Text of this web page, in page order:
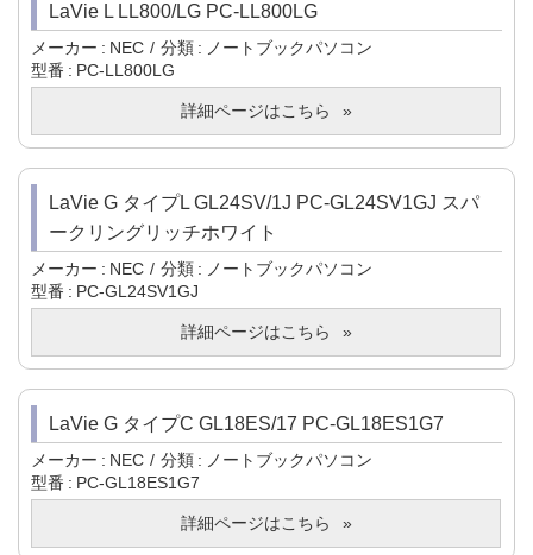
LaVie L LL800/LG PC-LL800LG
メーカー NEC 分類
ノートブックパソコン
型番
PC-LL800LG
詳細ページはこちら
LaVie G タイプL GL24SV/1J PC-GL24SV1GJ スパ
ークリングリッチホワイト
メーカー NEC 分類
ノートブックパソコン
型番
PC-GL24SV1GJ
詳細ページはこちら
LaVie G タイプC GL18ES/17 PC-GL18ES1G7
メーカー NEC 分類
ノートブックパソコン
型番
PC-GL18ES1G7
詳細ページはこちら